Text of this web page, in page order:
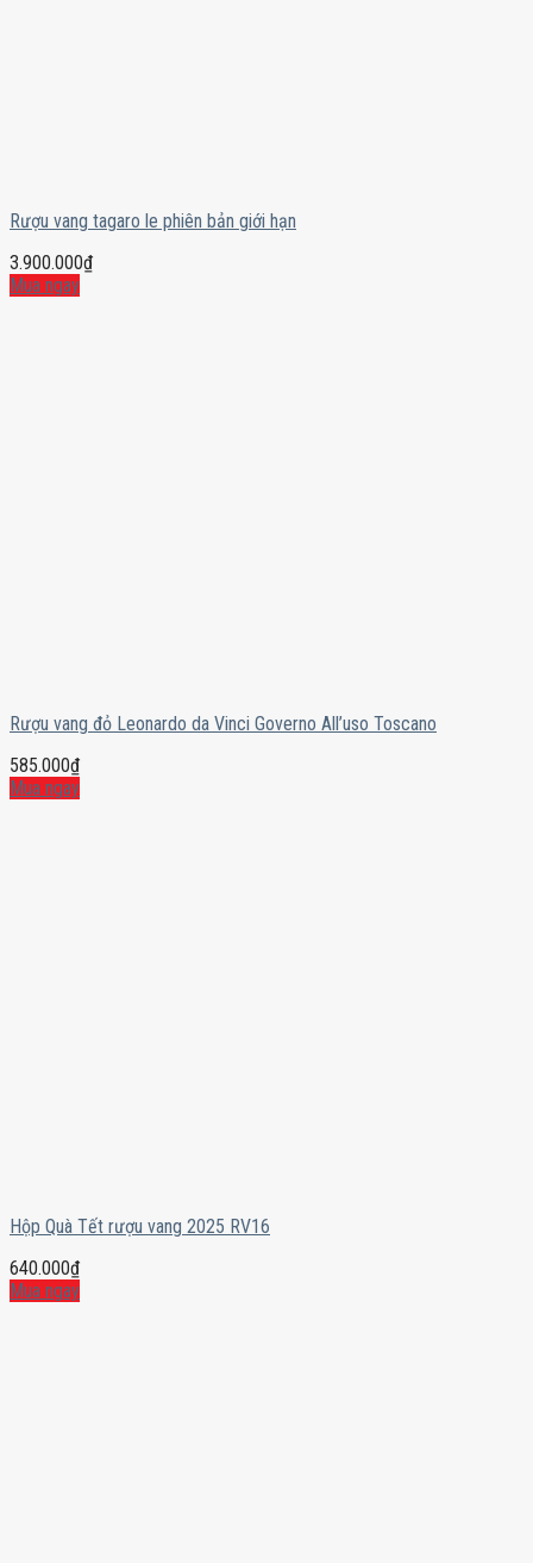
Rượu vang tagaro le phiên bản giới hạn
3.900.000₫
Mua ngay
Rượu vang đỏ Leonardo da Vinci Governo All’uso Toscano
585.000₫
Mua ngay
Hộp Quà Tết rượu vang 2025 RV16
640.000₫
Mua ngay